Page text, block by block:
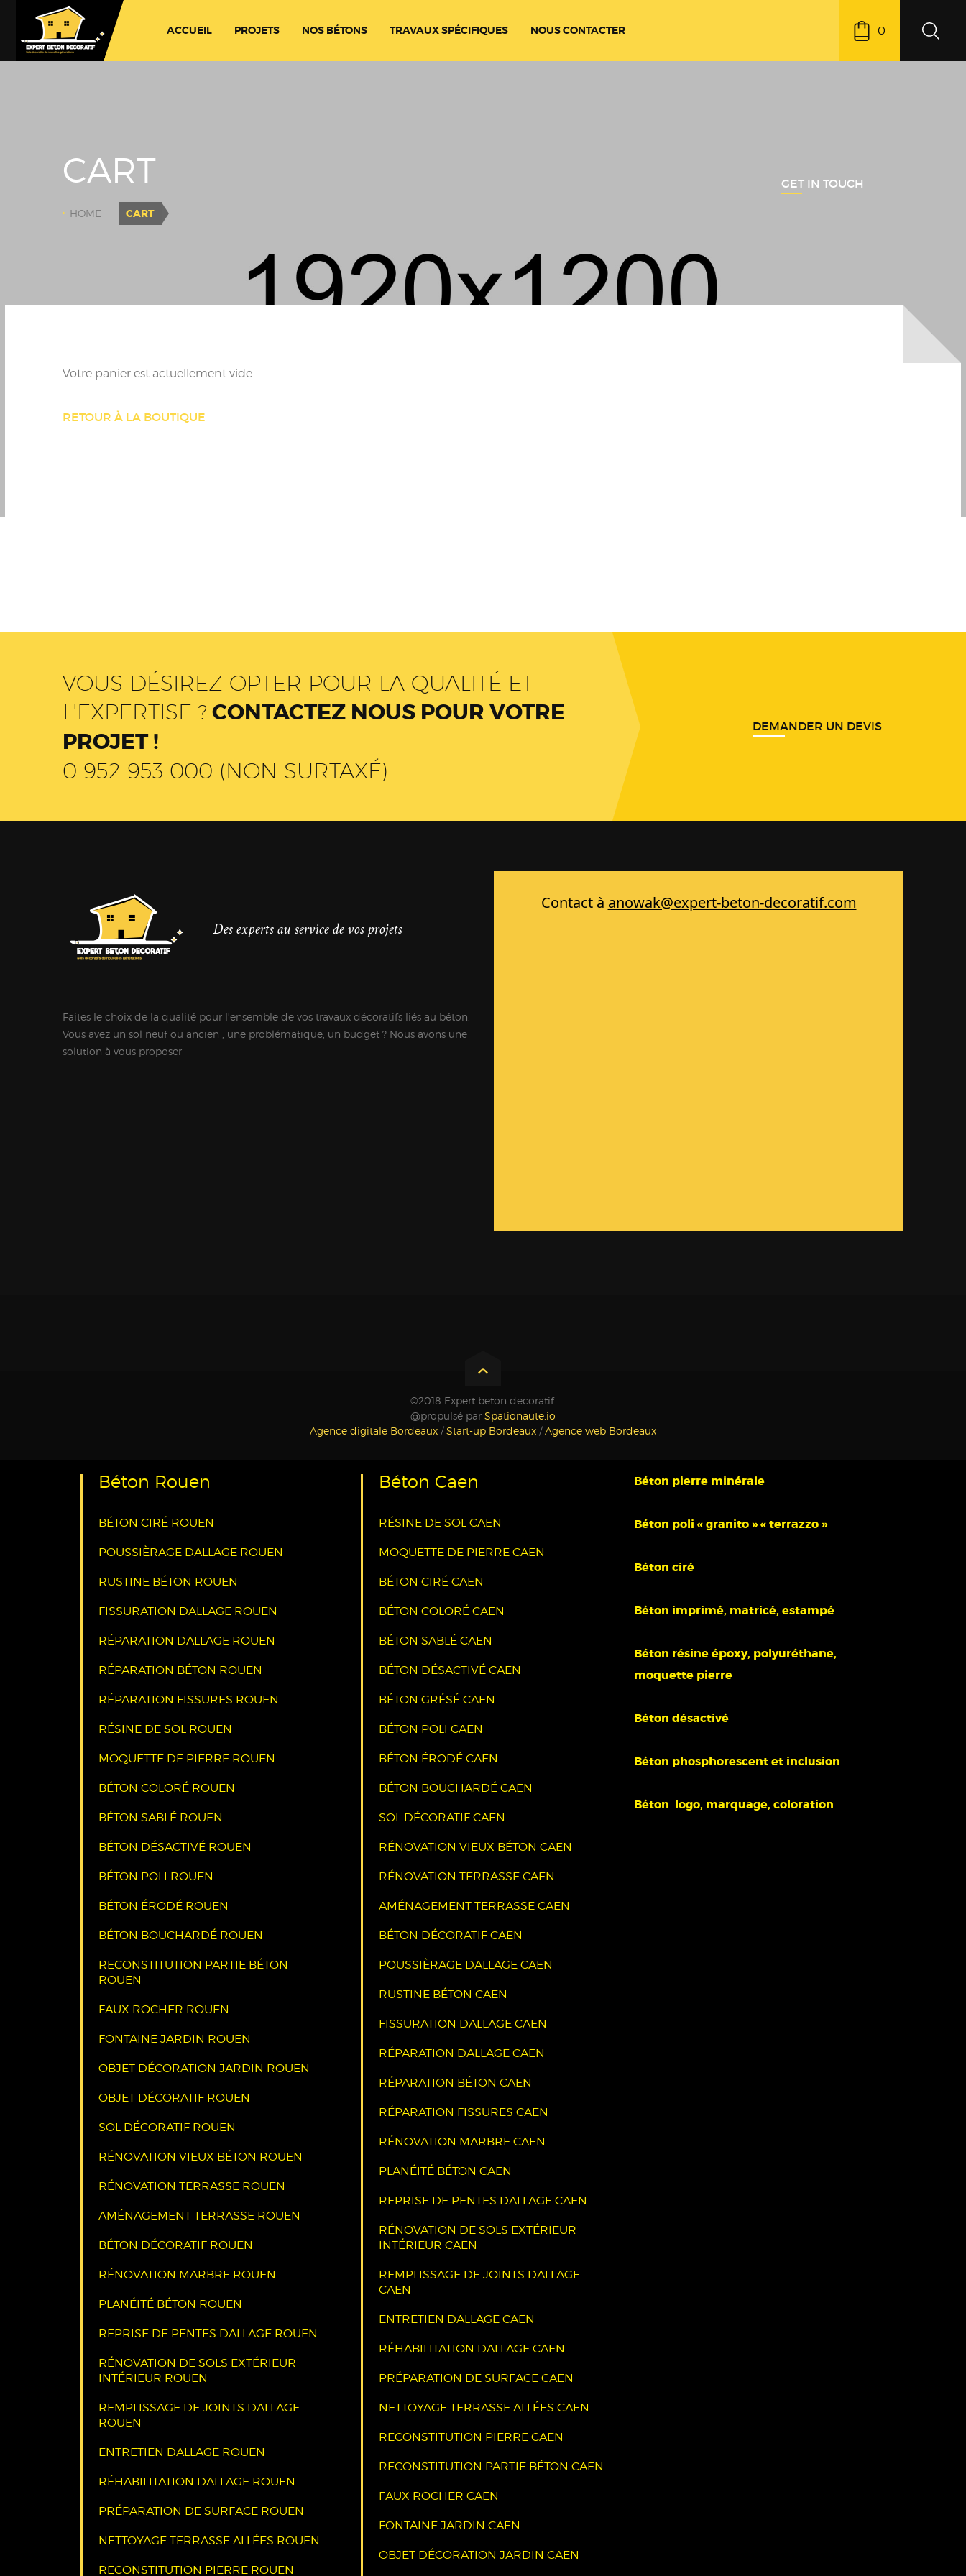
ACCUEIL PROJETS NOS BÉTONS TRAVAUX SPÉCIFIQUES NOUS CONTACTER 0
CART
HOME CART
GET IN TOUCH
Votre panier est actuellement vide.
RETOUR À LA BOUTIQUE
VOUS DÉSIREZ OPTER POUR LA QUALITÉ ET
L'EXPERTISE ? CONTACTEZ NOUS POUR VOTRE
PROJET !
0 952 953 000 (NON SURTAXÉ)
DEMANDER UN DEVIS
Des experts au service de vos projets
Faites le choix de la qualité pour l'ensemble de vos travaux décoratifs liés au béton.
Vous avez un sol neuf ou ancien , une problématique, un budget ? Nous avons une
solution à vous proposer
©2018 Expert beton decoratif.
@propulsé par Spationaute.io
Agence digitale Bordeaux /Start-up Bordeaux /Agence web Bordeaux
Béton Rouen
BÉTON CIRÉ ROUEN
POUSSIÈRAGE DALLAGE ROUEN
RUSTINE BÉTON ROUEN
FISSURATION DALLAGE ROUEN
RÉPARATION DALLAGE ROUEN
RÉPARATION BÉTON ROUEN
RÉPARATION FISSURES ROUEN
RÉSINE DE SOL ROUEN
MOQUETTE DE PIERRE ROUEN
BÉTON COLORÉ ROUEN
BÉTON SABLÉ ROUEN
BÉTON DÉSACTIVÉ ROUEN
BÉTON POLI ROUEN
BÉTON ÉRODÉ ROUEN
BÉTON BOUCHARDÉ ROUEN
RECONSTITUTION PARTIE BÉTON
ROUEN
FAUX ROCHER ROUEN
FONTAINE JARDIN ROUEN
OBJET DÉCORATION JARDIN ROUEN
OBJET DÉCORATIF ROUEN
SOL DÉCORATIF ROUEN
RÉNOVATION VIEUX BÉTON ROUEN
RÉNOVATION TERRASSE ROUEN
AMÉNAGEMENT TERRASSE ROUEN
BÉTON DÉCORATIF ROUEN
RÉNOVATION MARBRE ROUEN
PLANÉITÉ BÉTON ROUEN
REPRISE DE PENTES DALLAGE ROUEN
RÉNOVATION DE SOLS EXTÉRIEUR
INTÉRIEUR ROUEN
REMPLISSAGE DE JOINTS DALLAGE
ROUEN
ENTRETIEN DALLAGE ROUEN
RÉHABILITATION DALLAGE ROUEN
PRÉPARATION DE SURFACE ROUEN
NETTOYAGE TERRASSE ALLÉES ROUEN
RECONSTITUTION PIERRE ROUEN
Béton Caen
RÉSINE DE SOL CAEN
MOQUETTE DE PIERRE CAEN
BÉTON CIRÉ CAEN
BÉTON COLORÉ CAEN
BÉTON SABLÉ CAEN
BÉTON DÉSACTIVÉ CAEN
BÉTON GRÉSÉ CAEN
BÉTON POLI CAEN
BÉTON ÉRODÉ CAEN
BÉTON BOUCHARDÉ CAEN
SOL DÉCORATIF CAEN
RÉNOVATION VIEUX BÉTON CAEN
RÉNOVATION TERRASSE CAEN
AMÉNAGEMENT TERRASSE CAEN
BÉTON DÉCORATIF CAEN
POUSSIÈRAGE DALLAGE CAEN
RUSTINE BÉTON CAEN
FISSURATION DALLAGE CAEN
RÉPARATION DALLAGE CAEN
RÉPARATION BÉTON CAEN
RÉPARATION FISSURES CAEN
RÉNOVATION MARBRE CAEN
PLANÉITÉ BÉTON CAEN
REPRISE DE PENTES DALLAGE CAEN
RÉNOVATION DE SOLS EXTÉRIEUR
INTÉRIEUR CAEN
REMPLISSAGE DE JOINTS DALLAGE
CAEN
ENTRETIEN DALLAGE CAEN
RÉHABILITATION DALLAGE CAEN
PRÉPARATION DE SURFACE CAEN
NETTOYAGE TERRASSE ALLÉES CAEN
RECONSTITUTION PIERRE CAEN
RECONSTITUTION PARTIE BÉTON CAEN
FAUX ROCHER CAEN
FONTAINE JARDIN CAEN
OBJET DÉCORATION JARDIN CAEN
Béton pierre minérale
Béton poli « granito » « terrazzo »
Béton ciré
Béton imprimé, matricé, estampé
Béton résine époxy, polyuréthane,
moquette pierre
Béton désactivé
Béton phosphorescent et inclusion
Béton logo, marquage, coloration